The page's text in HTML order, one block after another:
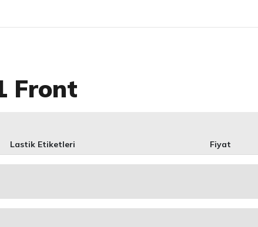
Front
Lastik Etiketleri Fiyat